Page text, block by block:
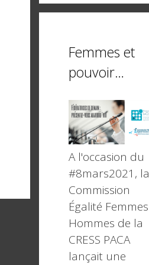
Femmes et
pouvoir…
A l'occasion du
#8mars2021, la
Commission
Égalité Femmes
Hommes de la
CRESS PACA
lançait une